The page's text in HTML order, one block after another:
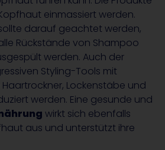
einmassiert werden.
darauf geachtet werden,
Rückstände von Shampoo
werden. Auch der
Styling-Tools mit
Haartrockner, Lockenstäbe und
werden. Eine gesunde und
wirkt sich ebenfalls
aus und unterstützt ihre